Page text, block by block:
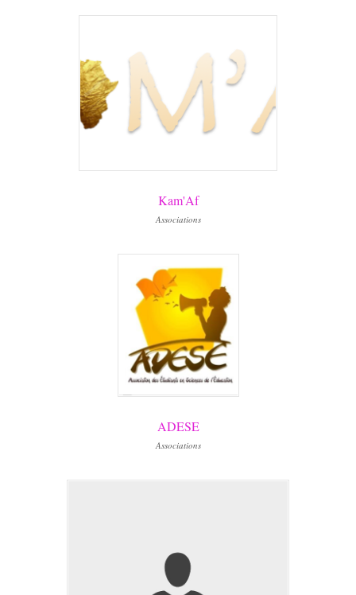
Kam'Af
Associations
ADESE
Associations